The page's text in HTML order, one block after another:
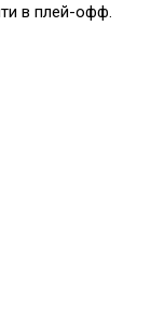
в плей-офф.